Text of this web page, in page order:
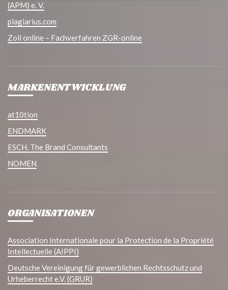
(APM) e. V.
plagiarius.com
Zoll online – Fachverfahren ZGR-online
MARKENENTWICKLUNG
at10tion
ENDMARK
ESCH. The Brand Consultants
NOMEN
ORGANISATIONEN
Association Internationale pour la Protection de la Propriété
Intellectuelle (AIPPI)
Deutsche Vereinigung für gewerblichen Rechtsschutz und
Urheberrecht e.V. (GRUR)